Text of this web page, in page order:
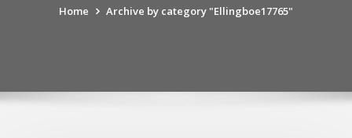
Home Archive by category "Ellingboe17765"